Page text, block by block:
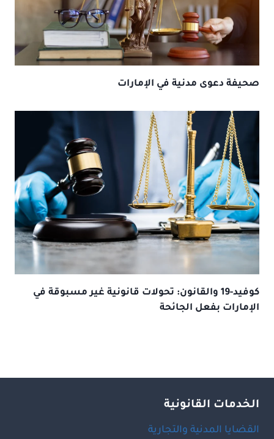
صحيفة دعوى مدنية في الإمارات
كوفيد-19 والقانون: تحولات قانونية غير مسبوقة في
الإمارات بفعل الجائحة
الخدمات القانونية
القضايا المدنية والتجارية